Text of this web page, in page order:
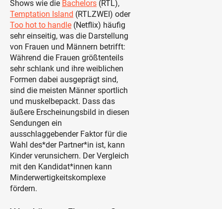
Shows wie die Bachelors (RTL),
Temptation Island (RTLZWEI) oder
Too hot to handle (Netflix) häufig
sehr einseitig, was die Darstellung
von Frauen und Männern betrifft:
Während die Frauen größtenteils
sehr schlank und ihre weiblichen
Formen dabei ausgeprägt sind,
sind die meisten Männer sportlich
und muskelbepackt. Dass das
äußere Erscheinungsbild in diesen
Sendungen ein
ausschlaggebender Faktor für die
Wahl des*der Partner*in ist, kann
Kinder verunsichern. Der Vergleich
mit den Kandidat*innen kann
Minderwertigkeitskomplexe
fördern.